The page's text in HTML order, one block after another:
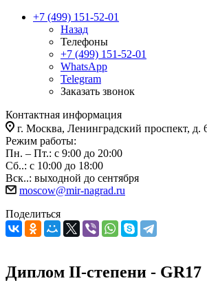
+7 (499) 151-52-01
Назад
Телефоны
+7 (499) 151-52-01
WhatsApp
Telegram
Заказать звонок
Контактная информация
г. Москва, Ленинградский проспект, д.
Режим работы:
Пн. – Пт.: с 9:00 до 20:00
Сб..: с 10:00 до 18:00
Вск..: выходной до сентября
moscow@mir-nagrad.ru
Поделиться
Диплом II-степени - GR17